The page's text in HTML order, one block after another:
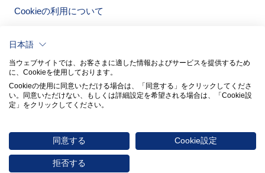
Cookieの利用について
© 2026 NORITAKE CO., LIMITED
日本語
当ウェブサイトでは、お客さまに適した情報およびサービスを提供するため
に、Cookieを使用しております。
Cookieの使用に同意いただける場合は、「同意する」をクリックしてくださ
い。​同意いただけない、もしくは詳細設定を希望される場合は、「Cookie設
定」をクリックしてください。​
同意する Cookie設定
拒否する